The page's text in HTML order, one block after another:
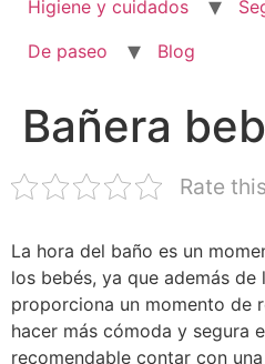
Higiene y cuidados
De paseo
Blog
Bañera
Rate
La hora del baño es un
los bebés, ya que además
proporciona un momento de
hacer más cómoda y segura
recomendable contar con